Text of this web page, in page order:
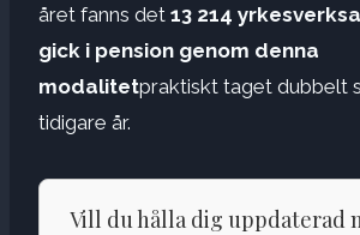
året fanns det 13 214
gick i pension genom denna
modalitetpraktiskt taget dubbelt
tidigare år.
Vill du hålla dig uppdaterad